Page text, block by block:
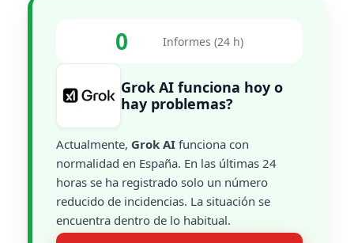
0 Informes (24 h)
Grok AI funciona hoy o
hay problemas?
Actualmente, Grok AI funciona con
normalidad en España. En las últimas 24
horas se ha registrado solo un número
reducido de incidencias. La situación se
encuentra dentro de lo habitual.